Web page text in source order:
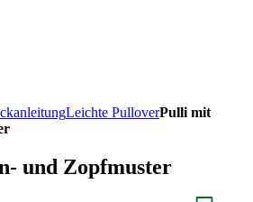
Leichte PulloverPulli mit
und Zopfmuster